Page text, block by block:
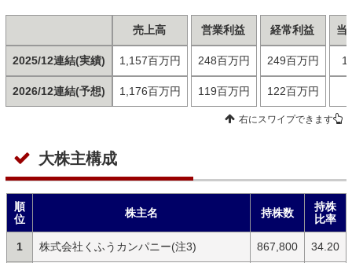
2025/12連結(実績)
2026/12連結(予想)
売上高
1,157百万円
1,176百万円
営業利益
248百万円
119百万円
経常利益
249百万円
122百万円
当
右にスワイプできます
大株主構成
順
位
株主名 持株数
持株
比率
1 株式会社くふうカンパニー(注3) 867,800 34.20